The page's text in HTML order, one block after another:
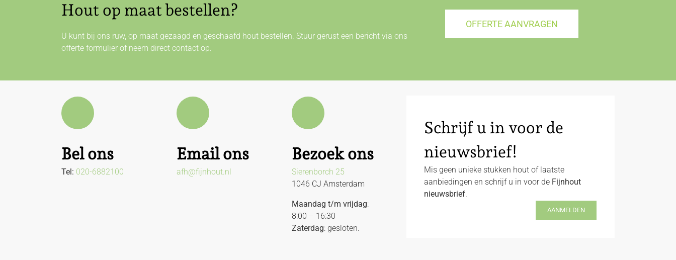
Hout op maat bestellen?
U kunt bij ons ruw, op maat gezaagd en geschaafd hout bestellen. Stuur gerust een bericht via ons
offerte formulier of neem direct contactop.
OFFERTE AANVRAGEN
Bel ons
Tel: 020-6882100
Email ons
afh@fijnhout.nl
Bezoek ons
Sierenborch 25
1046 CJ Amsterdam
Maandag t/m vrijdag:
8:00 – 16:30
Zaterdag: gesloten.
Schrijf u in voor de
nieuwsbrief!
Mis geen unieke stukken hout of laatste
aanbiedingen en schrijf u in voor de Fijnhout
nieuwsbrief.
AANMELDEN